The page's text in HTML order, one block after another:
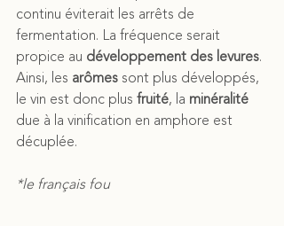
continu éviterait les arrêts de
fermentation. La fréquence serait
propice au développement des levures.
Ainsi, les arômes sont plus développés,
le vin est donc plus fruité, la minéralité
due à la vinification en amphore est
décuplée.
*le français fou